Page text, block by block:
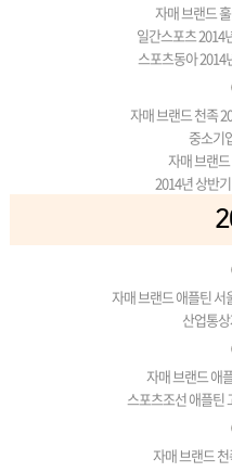
자매 브랜드
일간스포츠 2014
스포츠동아 2014
자매 브랜드 천족
중소기
자매 브랜
2014년 상반
자매 브랜드 애플틴 서
산업통
자매 브랜드 애
스포츠조선 애플틴
자매 브랜드